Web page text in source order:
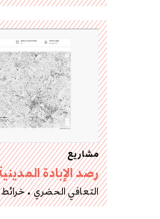
مشاريع
رصد الإبادة
التعافي الحضري